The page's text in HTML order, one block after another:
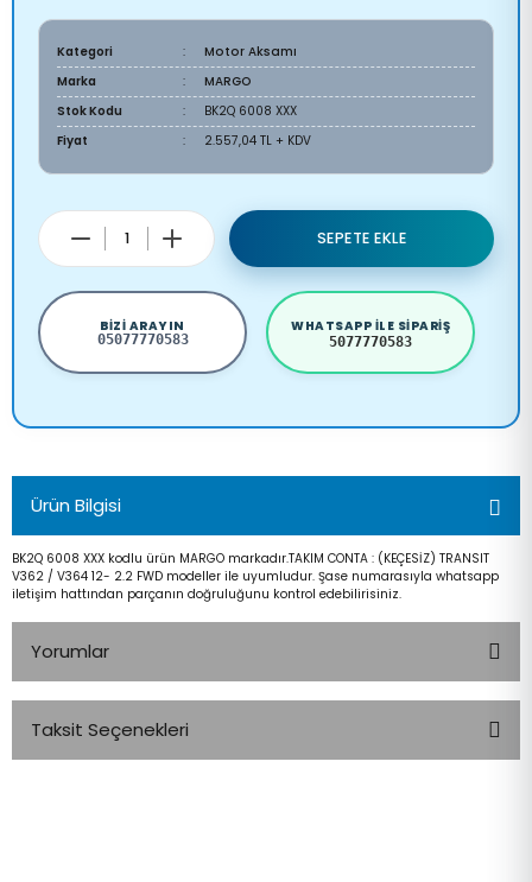
Kategori
Motor Aksamı
Marka
MARGO
Stok Kodu
BK2Q 6008 XXX
Fiyat
2.557,04 TL + KDV
SEPETE EKLE
BIZI ARAYIN
05077770583
WHATSAPP ILE SIPARIŞ
5077770583
Ürün Bilgisi
BK2Q 6008 XXX kodlu ürün MARGO markadır.TAKIM CONTA : (KEÇESİZ) TRANSIT
V362 / V364 12- 2.2 FWD modeller ile uyumludur. Şase numarasıyla whatsapp
iletişim hattından parçanın doğruluğunu kontrol edebilirisiniz.
Yorumlar
Taksit Seçenekleri